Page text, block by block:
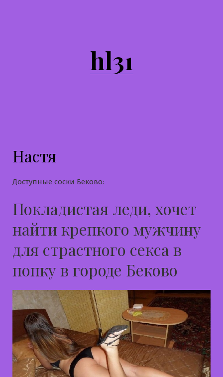
hl31
Настя
Доступные соски Беково:
Покладистая леди, хочет
найти крепкого мужчину
для страстного секса в
попку в городе Беково